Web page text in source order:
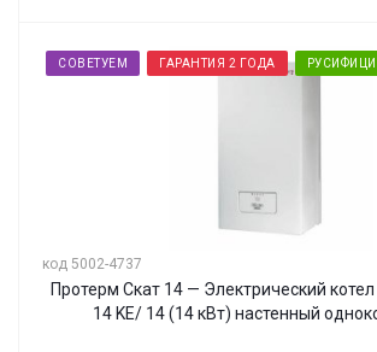
СОВЕТУЕМ ГАРАНТИЯ 2 ГОДА
код 5002-4737
Протерм Скат 14 — Электрический
14 KE/ 14 (14 кВт) настенный